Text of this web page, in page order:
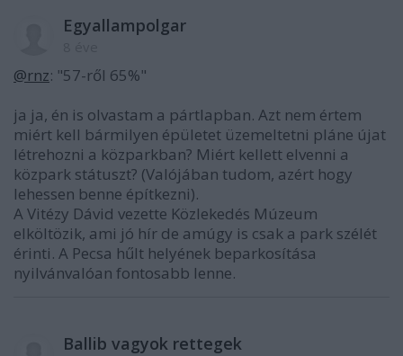
Egyallampolgar
@rnz: "57-ről 65%"
ja ja, én is olvastam a pártlapban. Azt nem értem
miért kell bármilyen épületet üzemeltetni pláne újat
létrehozni a közparkban? Miért kellett elvenni a
közpark státuszt? (Valójában tudom, azért hogy
lehessen benne építkezni).
A Vitézy Dávid vezette Közlekedés Múzeum
elköltözik, ami jó hír de amúgy is csak a park szélét
érinti. A Pecsa hűlt helyének beparkosítása
nyilvánvalóan fontosabb lenne.
Ballib vagyok rettegek